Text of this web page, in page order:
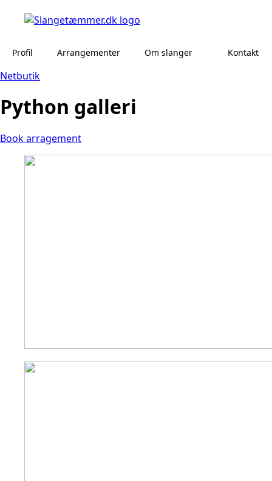
Profil Arrangementer Om slanger Kontakt
Netbutik
Python galleri
Book arragement